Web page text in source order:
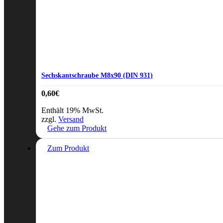
Sechskantschraube M8x90 (DIN 931)
0,60€
Enthält 19% MwSt.
zzgl. Versand
Gehe zum Produkt
Zum Produkt